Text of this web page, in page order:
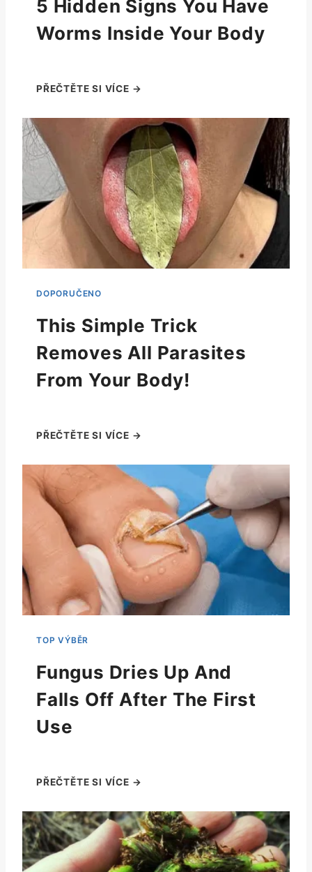
5 Hidden Signs You Have
Worms Inside Your Body
This Simple Trick
Removes All Parasites
From Your Body!
Fungus Dries Up And
Falls Off After The First
Use